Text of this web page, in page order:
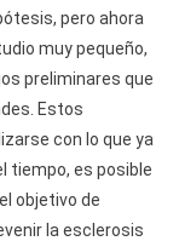
pero ahora
muy pequeño,
preliminares que
Estos
con lo que ya
tiempo, es posible
objetivo de
la esclerosis